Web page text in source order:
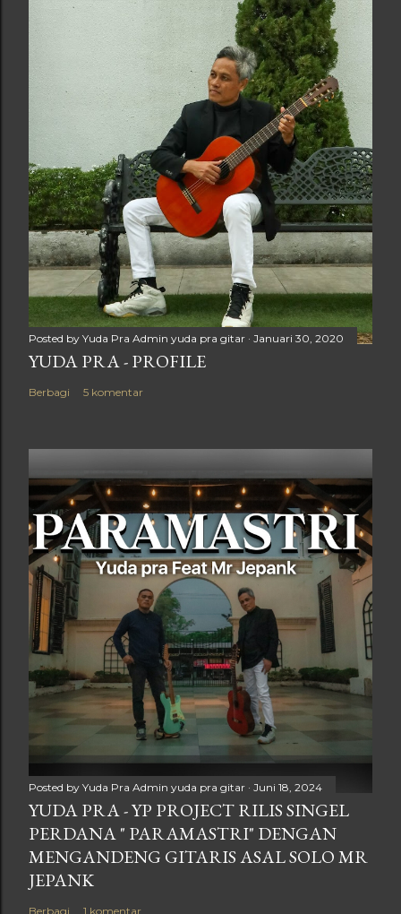
Posted by Yuda Pra Admin yuda pra gitar Januari 30, 2020
YUDA PRA - PROFILE
Berbagi 5 komentar
Posted by Yuda Pra Admin yuda pra gitar Juni 18, 2024
YUDA PRA - YP PROJECT RILIS SINGEL
PERDANA " PARAMASTRI" DENGAN
MENGANDENG GITARIS ASAL SOLO MR
JEPANK
Berbagi 1 komentar